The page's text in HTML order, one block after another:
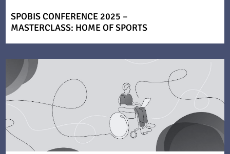
SPOBIS CONFERENCE 2025 –
MASTERCLASS: HOME OF SPORTS